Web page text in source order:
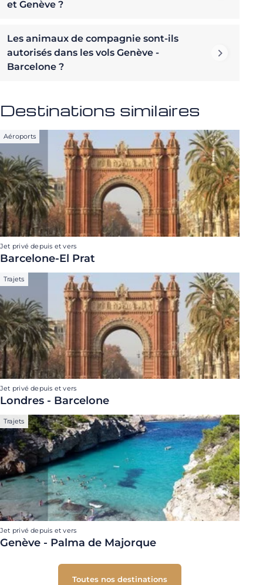
et Genève ?
Les animaux de compagnie sont-ils
autorisés dans les vols Genève -
Barcelone ?
Destinations similaires
Aéroports
Jet privé depuis et vers
Barcelone-El Prat
Trajets
Jet privé depuis et vers
Londres - Barcelone
Trajets
Jet privé depuis et vers
Genève - Palma de Majorque
Toutes nos destinations